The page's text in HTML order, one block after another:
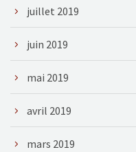
juillet 2019
juin 2019
mai 2019
avril 2019
mars 2019